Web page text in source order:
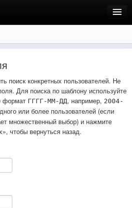
поиск конкретных пользователей. Не
Для поиска по шаблону используйте
формат ГГГГ-ММ-ДД, например, 2004-
или более пользователей (если
множественный выбор) и нажмите
чтобы вернуться назад.